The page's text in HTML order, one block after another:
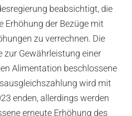
beabsichtigt, die
Erhöhung der Bezüge mit
zu verrechnen. Die
zur Gewährleistung einer
Alimentation beschlossene
wird mit
enden, allerdings werden
erneute Erhöhung des